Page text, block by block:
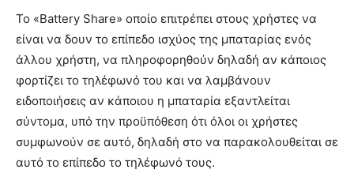
Το «Battery Share» οποίο επιτρέπει στους χρήστες να
είναι να δουν το επίπεδο ισχύος της μπαταρίας ενός
άλλου χρήστη, να πληροφορηθούν δηλαδή αν κάποιος
φορτίζει το τηλέφωνό του και να λαμβάνουν
ειδοποιήσεις αν κάποιου η μπαταρία εξαντλείται
σύντομα, υπό την προϋπόθεση ότι όλοι οι χρήστες
συμφωνούν σε αυτό, δηλαδή στο να παρακολουθείται σε
αυτό το επίπεδο το τηλέφωνό τους.